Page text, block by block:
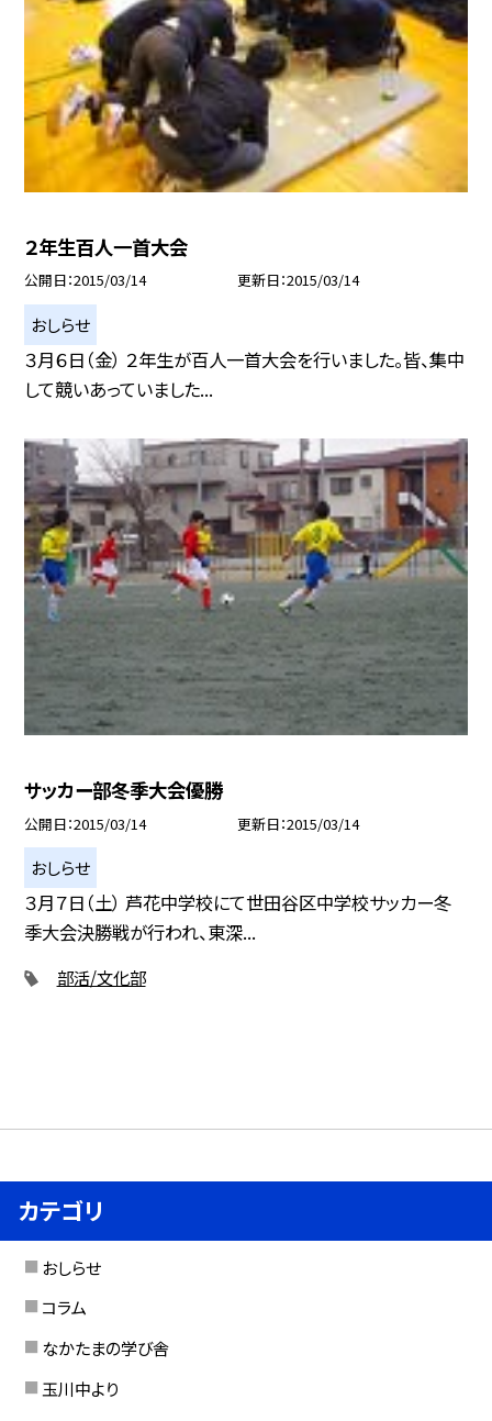
２年生百人一首大会
公開日 2015/03/14 更新日 2015/03/14
おしらせ
３月６日（金） ２年生が百人一首大会を行いました。皆、集中
して競いあっていました...
サッカー部冬季大会優勝
公開日 2015/03/14 更新日 2015/03/14
おしらせ
３月７日（土） 芦花中学校にて世田谷区中学校サッカー冬
季大会決勝戦が行われ、東深...
部活/文化部
カテゴリ
おしらせ
コラム
なかたまの学び舎
玉川中より